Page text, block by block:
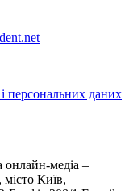
персональних даних
онлайн-медіа –
Київ,